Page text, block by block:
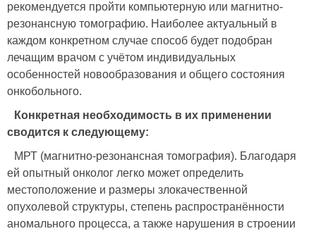
рекомендуется пройти компьютерную или магнитно-
резонансную томографию. Наиболее актуальный в
каждом конкретном случае способ будет подобран
лечащим врачом с учётом индивидуальных
особенностей новообразования и общего состояния
онкобольного.
Конкретная необходимость в их применении
сводится к следующему:
МРТ (магнитно-резонансная томография). Благодаря
ей опытный онколог легко может определить
местоположение и размеры злокачественной
опухолевой структуры, степень распространённости
аномального процесса, а также нарушения в строении